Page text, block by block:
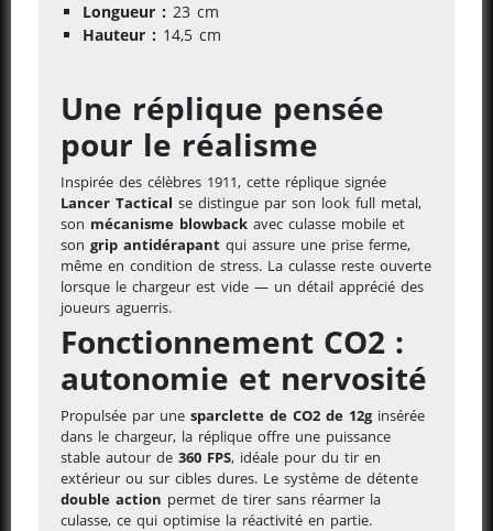
Longueur : 23 cm
Hauteur : 14,5 cm
Une réplique pensée
pour le réalisme
Inspirée des célèbres 1911, cette réplique signée
Lancer Tactical se distingue par son look full metal,
son mécanisme blowback avec culasse mobile et
son grip antidérapant qui assure une prise ferme,
même en condition de stress. La culasse reste ouverte
lorsque le chargeur est vide — un détail apprécié des
joueurs aguerris.
Fonctionnement CO2 :
autonomie et nervosité
Propulsée par une sparclette de CO2 de 12ginsérée
dans le chargeur, la réplique offre une puissance
stable autour de 360 FPS, idéale pour du tir en
extérieur ou sur cibles dures. Le système de détente
double action permet de tirer sans réarmer la
culasse, ce qui optimise la réactivité en partie.